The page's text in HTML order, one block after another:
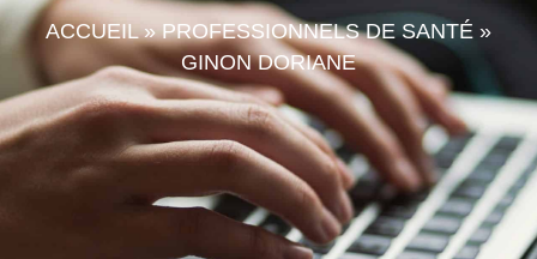
ACCUEIL»PROFESSIONNELS DE SANTÉ »
GINON DORIANE